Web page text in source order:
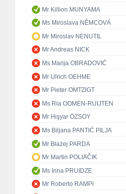
Mr Killion MUNYAMA
Ms Miroslava NĚMCOVÁ
Mr Miroslav NENUTIL
Mr Andreas NICK
Ms Marija OBRADOVIĆ
Mr Ulrich OEHME
Mr Pieter OMTZIGT
Ms Ria OOMEN-RUIJTEN
Mr Hişyar ÖZSOY
Ms Biljana PANTIĆ PILJA
Mr Błażej PARDA
Mr Martin POLIAČIK
Ms Irina PRUIDZE
Mr Roberto RAMPI